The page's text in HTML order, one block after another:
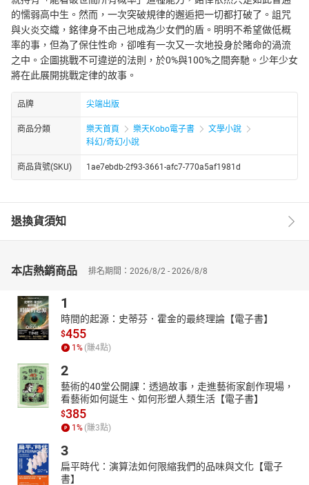
的懦弱高中生。然而，一次突破規律的邂逅把一切都打破了。詛咒
與火炎交織，銘律身不由己地成為少女們的盾。明明不希望做低概
率的事，但為了保住性命，卻唯有一次又一次地投身於賭命的渦流
之中。企圖挑戰不可違逆的法則，於0%與100%之間奔馳。少年少女
將在此展開挑戰定律的故事。
品牌 尖端出版
商品分類 樂天首頁 樂天Kobo電子書
文學小說
科幻/奇幻小說
商品貨號(SKU) 1ae7ebdb-2f93-3661-afc7-770a5af1981d
退換貨須知
本店熱銷商品 排名期間：2026/8/2 - 2026/8/8
1
時間的起源：史蒂芬．霍金的最終理論【電子書】
$455
1% (賺4點)
2
藝術的40堂公開課：透過故事，走進藝術家創作現場，
看藝術如何誕生、如何形塑人類生活【電子書】
$385
1% (賺3點)
3
扁平時代：演算法如何限縮我們的品味與文化【電子
書】